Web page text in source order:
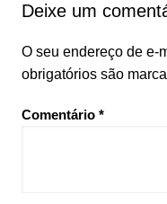
Deixe um
O seu endereço de e-
obrigatórios são
Comentário *